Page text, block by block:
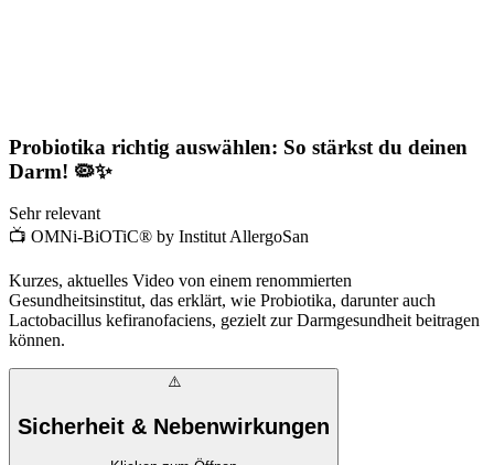
Probiotika richtig auswählen: So stärkst du deinen
Darm! 🦠✨
Sehr relevant
📺 OMNi-BiOTiC® by Institut AllergoSan
Kurzes, aktuelles Video von einem renommierten
Gesundheitsinstitut, das erklärt, wie Probiotika, darunter auch
Lactobacillus kefiranofaciens, gezielt zur Darmgesundheit beitragen
können.
⚠️
Sicherheit & Nebenwirkungen